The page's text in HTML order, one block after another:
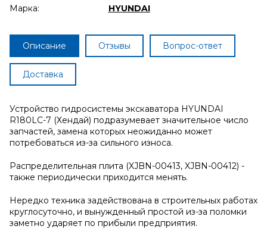
Марка:
HYUNDAI
Описание Отзывы Вопрос-ответ
Доставка
Устройство гидросистемы экскаватора HYUNDAI
R180LC-7 (Хендай) подразумевает значительное число
запчастей, замена которых неожиданно может
потребоваться из-за сильного износа.
Распределительная плита (XJBN-00413, XJBN-00412) -
также периодически приходится менять.
Нередко техника задействована в строительных работах
круглосуточно, и вынужденный простой из-за поломки
заметно ударяет по прибыли предприятия.